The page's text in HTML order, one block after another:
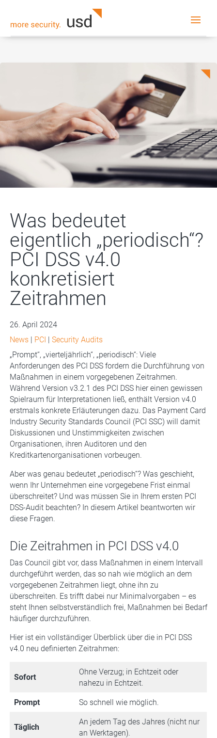
Was bedeutet
eigentlich „periodisch“?
PCI DSS v4.0
konkretisiert
Zeitrahmen
26. April 2024
News | PCI | Security Audits
„Prompt“, „vierteljährlich“, „periodisch“: Viele
Anforderungen des PCI DSS fordern die Durchführung von
Maßnahmen in einem vorgegebenen Zeitrahmen.
Während Version v3.2.1 des PCI DSS hier einen gewissen
Spielraum für Interpretationen ließ, enthält Version v4.0
erstmals konkrete Erläuterungen dazu. Das Payment Card
Industry Security Standards Council (PCI SSC) will damit
Diskussionen und Unstimmigkeiten zwischen
Organisationen, ihren Auditoren und den
Kreditkartenorganisationen vorbeugen.
Aber was genau bedeutet „periodisch“? Was geschieht,
wenn Ihr Unternehmen eine vorgegebene Frist einmal
überschreitet? Und was müssen Sie in Ihrem ersten PCI
DSS-Audit beachten? In diesem Artikel beantworten wir
diese Fragen.
Die Zeitrahmen in PCI DSS v4.0
Das Council gibt vor, dass Maßnahmen in einem Intervall
durchgeführt werden, das so nah wie möglich an dem
vorgegebenen Zeitrahmen liegt, ohne ihn zu
überschreiten. Es trifft dabei nur Minimalvorgaben – es
steht Ihnen selbstverständlich frei, Maßnahmen bei Bedarf
häufiger durchzuführen.
Hier ist ein vollständiger Überblick über die in PCI DSS
v4.0 neu definierten Zeitrahmen:
Sofort
Ohne Verzug; in Echtzeit oder
nahezu in Echtzeit.
Prompt So schnell wie möglich.
Täglich
An jedem Tag des Jahres (nicht nur
an Werktagen).